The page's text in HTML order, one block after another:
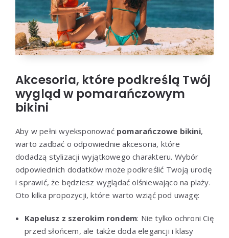
Akcesoria, które podkreślą Twój
wygląd w pomarańczowym
bikini
Aby w pełni wyeksponować pomarańczowe bikini,
warto zadbać o odpowiednie akcesoria, które
dodadzą stylizacji wyjątkowego charakteru. Wybór
odpowiednich dodatków może podkreślić Twoją urodę
i sprawić, że będziesz wyglądać olśniewająco na plaży.
Oto kilka propozycji, które warto wziąć pod uwagę:
Kapelusz z szerokim rondem: Nie tylko ochroni Cię
przed słońcem, ale także doda elegancji i klasy